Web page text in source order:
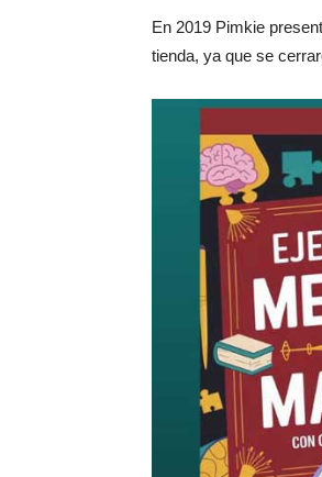
En 2019 Pimkie
tienda, ya que se